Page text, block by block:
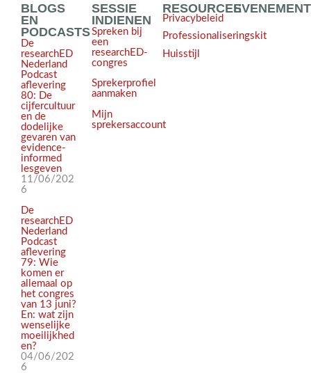
BLOGS
EN
PODCASTS
De
researchED
Nederland
Podcast
aflevering
80: De
cijfercultuur
en de
dodelijke
gevaren van
evidence-
informed
lesgeven
11/06/202
6
De
researchED
Nederland
Podcast
aflevering
79: Wie
komen er
allemaal op
het congres
van 13 juni?
En: wat zijn
wenselijke
moeilijkhed
en?
04/06/202
6
SESSIE
INDIENEN
Spreken bij
een
researchED-
congres
Sprekerprofiel
aanmaken
Mijn
sprekersaccount
RESOURCES
Privacybeleid
Professionaliseringskit
Huisstijl